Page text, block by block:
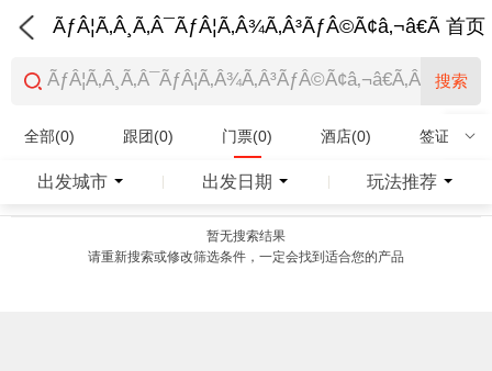
首页
搜索
全部(0) 跟团(0) 门票(0) 酒店(0) 签证(0)
特产商品(0)
出发城市 出发日期 玩法推荐
暂无搜索结果
请重新搜索或修改筛选条件，一定会找到适合您的产品